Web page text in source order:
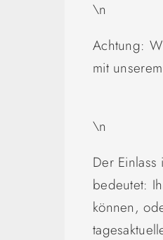
\n
Achtung:
mit
\n
Der
bedeutet:
können,